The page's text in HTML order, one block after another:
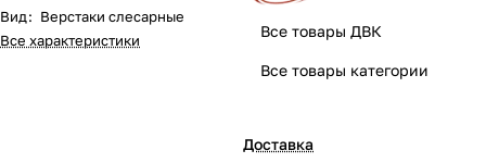
Вид: Верстаки слесарные
Все характеристики
Все товары ДВК
Все товары категории
Доставка